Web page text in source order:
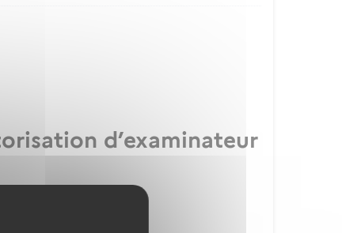
d’examinateur
IULM